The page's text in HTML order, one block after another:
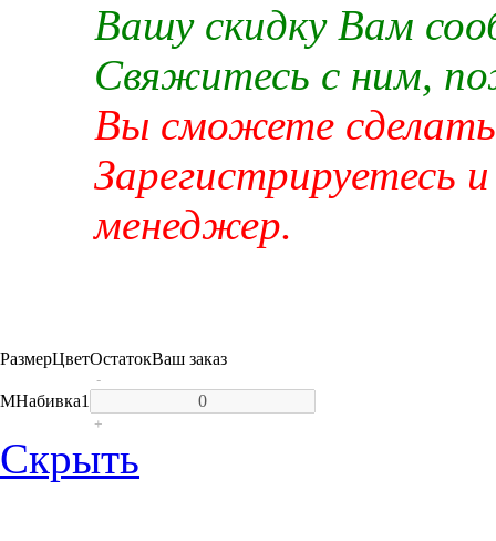
Вашу скидку Вам
Свяжитесь с ним,
Вы сможете сделать
Зарегистрируетесь
менеджер.
РазмерЦветОстатокВаш заказ
MНабивка1
-
+
Скрыть